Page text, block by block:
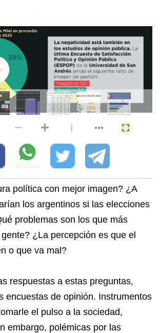
política con mejor imagen? ¿A
los argentinos si las elecciones
problemas son los que más
¿La percepción es que el
o que va mal?
respuestas a estas preguntas,
encuestas de opinión. Instrumentos
el pulso a la sociedad,
embargo, polémicas por las